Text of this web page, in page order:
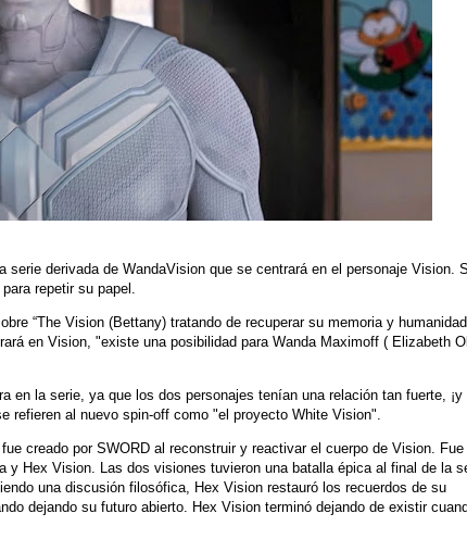
serie derivada de WandaVision que se centrará en el personaje Vision.
repetir su papel.
“The Vision (Bettany) tratando de recuperar su memoria y
en Vision, "existe una posibilidad para Wanda Maximoff ( Elizabeth
en la serie, ya que los dos personajes tenían una relación tan fuerte, ¡y
refieren al nuevo spin-off como "el proyecto White Vision".
creado por SWORD al reconstruir y reactivar el cuerpo de Vision. Fue
y Hex Vision. Las dos visiones tuvieron una batalla épica al final de la
una discusión filosófica, Hex Vision restauró los recuerdos de su
dejando su futuro abierto. Hex Vision terminó dejando de existir